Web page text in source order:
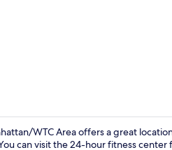
WTC Area offers a great
can visit the 24-hour fitness